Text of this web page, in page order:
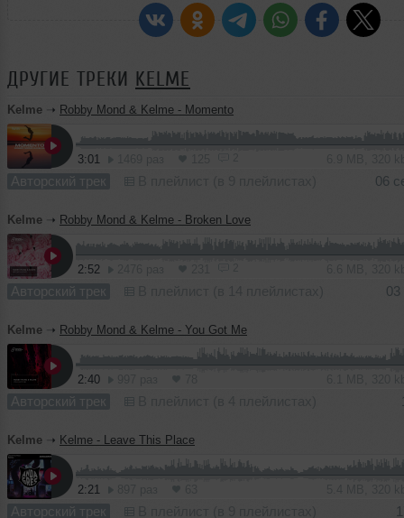
ДРУГИЕ ТРЕКИ KELME
Kelme ➝ Robby Mond & Kelme - Momento
3:01
Авторский трек 06
Kelme ➝ Robby Mond & Kelme - Broken Love
2:52
Авторский трек 03
Kelme ➝ Robby Mond & Kelme - You Got Me
2:40
Авторский трек
Kelme ➝ Kelme - Leave This Place
2:21
Авторский трек